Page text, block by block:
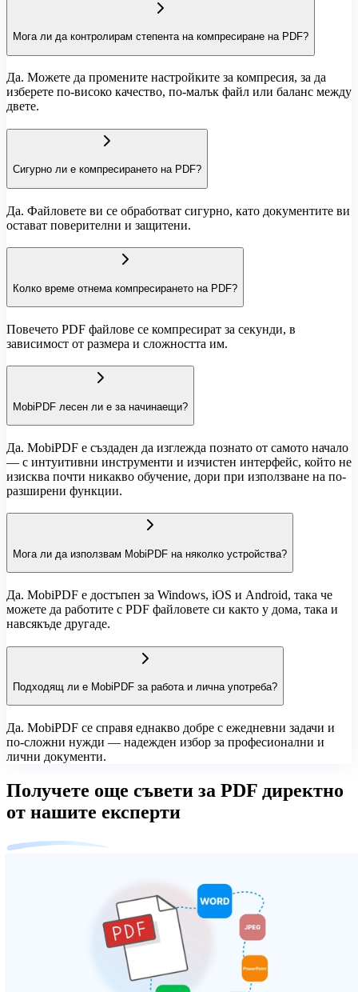
Мога ли да контролирам степента на компресиране на PDF?
Да. Можете да промените настройките за компресия, за да
изберете по-високо качество, по-малък файл или баланс между
двете.
Сигурно ли е компресирането на PDF?
Да. Файловете ви се обработват сигурно, като документите ви
остават поверителни и защитени.
Колко време отнема компресирането на PDF?
Повечето PDF файлове се компресират за секунди, в
зависимост от размера и сложността им.
MobiPDF лесен ли е за начинаещи?
Да. MobiPDF е създаден да изглежда познато от самото начало
— с интуитивни инструменти и изчистен интерфейс, който не
изисква почти никакво обучение, дори при използване на по-
разширени функции.
Мога ли да използвам MobiPDF на няколко устройства?
Да. MobiPDF е достъпен за Windows, iOS и Android, така че
можете да работите с PDF файловете си както у дома, така и
навсякъде другаде.
Подходящ ли е MobiPDF за работа и лична употреба?
Да. MobiPDF се справя еднакво добре с ежедневни задачи и
по-сложни нужди — надежден избор за професионални и
лични документи.
Получете още съвети за PDF директно
от нашите експерти